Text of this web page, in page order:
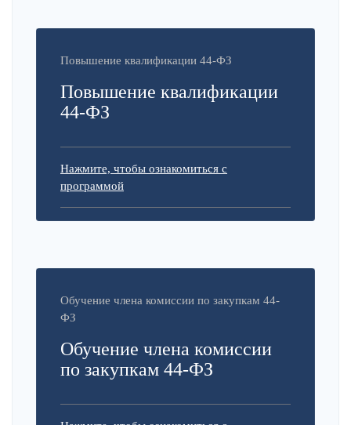
Повышение квалификации 44-ФЗ
Повышение квалификации
44-ФЗ
Нажмите, чтобы ознакомиться с
программой
Обучение члена комиссии по закупкам 44-
ФЗ
Обучение члена комиссии
по закупкам 44-ФЗ